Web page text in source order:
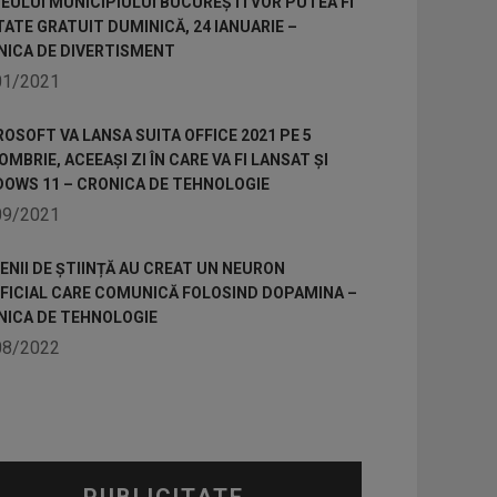
GRATUIT DUMINICĂ, 24 IANUARIE –
DE DIVERTISMENT
2021
VA LANSA SUITA OFFICE 2021 PE 5
ACEEAȘI ZI ÎN CARE VA FI LANSAT ȘI
11 – CRONICA DE TEHNOLOGIE
2021
DE ȘTIINȚĂ AU CREAT UN NEURON
CARE COMUNICĂ FOLOSIND DOPAMINA –
DE TEHNOLOGIE
2022